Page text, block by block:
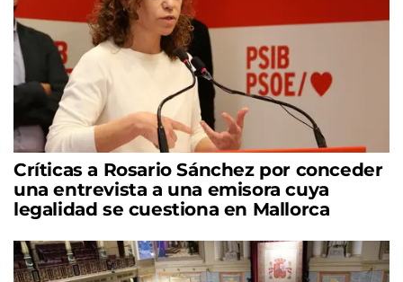
Críticas a Rosario Sánchez por conceder
una entrevista a una emisora cuya
legalidad se cuestiona en Mallorca